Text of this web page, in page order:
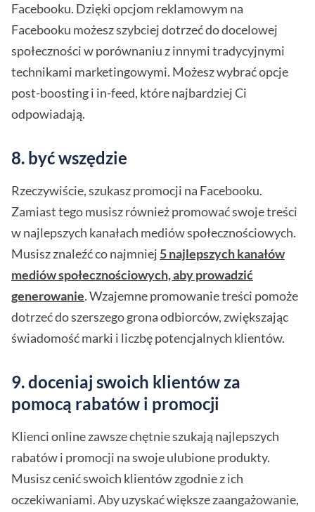
Facebooku. Dzięki opcjom reklamowym na
Facebooku możesz szybciej dotrzeć do docelowej
społeczności w porównaniu z innymi tradycyjnymi
technikami marketingowymi. Możesz wybrać opcje
post-boosting i in-feed, które najbardziej Ci
odpowiadają.
8. być wszędzie
Rzeczywiście, szukasz promocji na Facebooku.
Zamiast tego musisz również promować swoje treści
w najlepszych kanałach mediów społecznościowych.
Musisz znaleźć co najmniej 5 najlepszych kanałów
mediów społecznościowych, aby prowadzić
generowanie. Wzajemne promowanie treści pomoże
dotrzeć do szerszego grona odbiorców, zwiększając
świadomość marki i liczbę potencjalnych klientów.
9. doceniaj swoich klientów za
pomocą rabatów i promocji
Klienci online zawsze chętnie szukają najlepszych
rabatów i promocji na swoje ulubione produkty.
Musisz cenić swoich klientów zgodnie z ich
oczekiwaniami. Aby uzyskać większe zaangażowanie,